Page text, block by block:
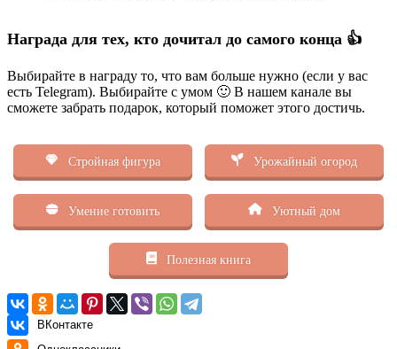
Награда для тех, кто дочитал до самого конца 👍
Выбирайте в награду то, что вам больше нужно (если у вас
есть Telegram). Выбирайте с умом 🙂 В нашем канале вы
сможете забрать подарок, который поможет этого достичь.
Стройная фигура Урожайный огород
Умение готовить Уютный дом
Полезная книга
ВКонтакте